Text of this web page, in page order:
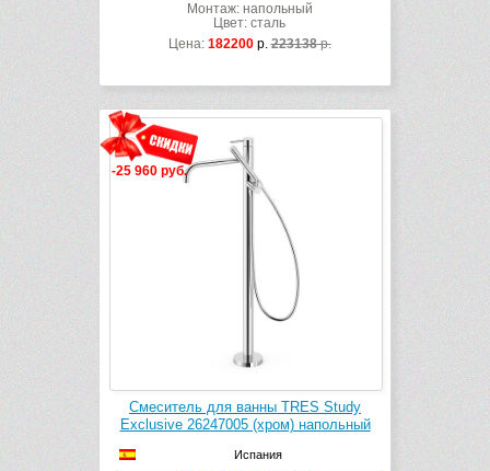
Монтаж: напольный
Цвет: сталь
Цена: 182200р.223138р.
-25 960 руб.
Смеситель для ванны TRES Study
Exclusive 26247005 (хром) напольный
Испания